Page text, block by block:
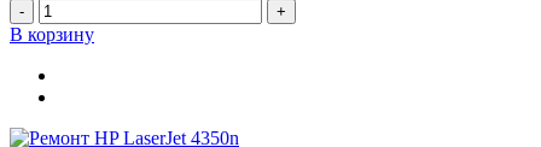
- +
В корзину